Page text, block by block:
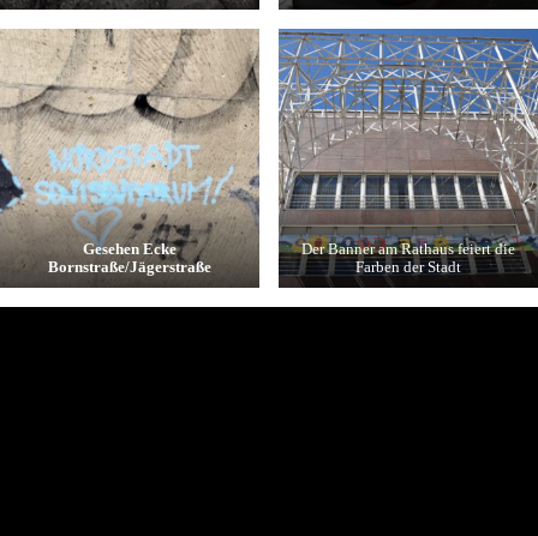
Gesehen Ecke
Bornstraße/Jägerstraße
Der Banner am Rathaus feiert die
Farben der Stadt